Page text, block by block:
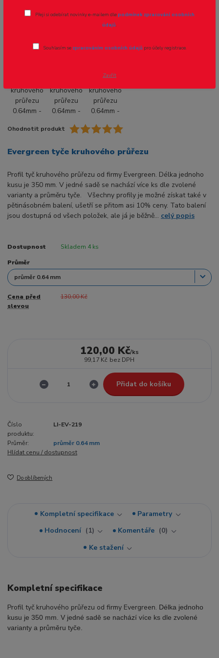
Ohodnotit produkt
Evergreen tyče kruhového průřezu
Profil tyč kruhového průřezu od firmy Evergreen. Délka jednoho
kusu je 350 mm. V jedné sadě se nachází více ks dle zvolené
varianty a průměru tyče. Všechny profily je možné získat také v
pětinásobném balení, ušetří se přitom asi 10% ceny. Tato balení
jsou dostupná od všech položek, ale já je běžně... celý popis
Dostupnost Skladem 4 ks
Průměr
Cena před
slevou
130,00 Kč
120,00 Kč/ks
99,17 Kč bez DPH
Přidat do košíku
Číslo
produktu:
LI-EV-219
Průměr:
průměr 0.64 mm
Hlídat cenu / dostupnost
Do oblíbených
Kompletní specifikace
Parametry
Hodnocení
1 Komentáře
0
Ke stažení
Kompletní specifikace
Profil tyč kruhového průřezu od firmy Evergreen. Délka jednoho
kusu je 350 mm. V jedné sadě se nachází více ks dle zvolené
varianty a průměru tyče.
Přeji si odebírat novinky e-mailem dlepodmínek zpracování osobních
údajů.
Souhlasím se zpracováním osobních údajů pro účely registrace.
Zavřít